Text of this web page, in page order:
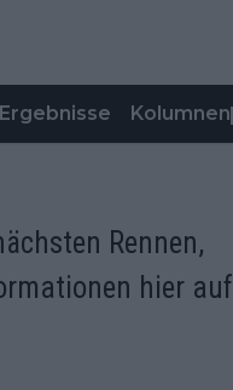
Ergebnisse Kolumnen
Rennen,
hier auf